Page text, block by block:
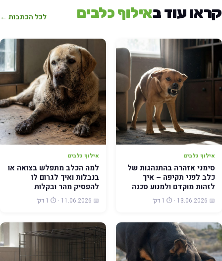
עוד באילוף כלבים לכל הכתבות ←
אילוף כלבים
סימני אזהרה בהתנהגות של
כלב לפני תקיפה – איך
לזהות מוקדם ולמנוע סכנה
📅 13.06.2026 · ⏱️ 1 דק׳
אילוף כלבים
למה הכלב מתפלש בצואה או
בנבלות ואיך לגרום לו
להפסיק מהר ובקלות
📅 11.06.2026 · ⏱️ 1 דק׳